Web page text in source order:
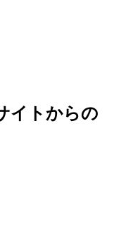
イトからの